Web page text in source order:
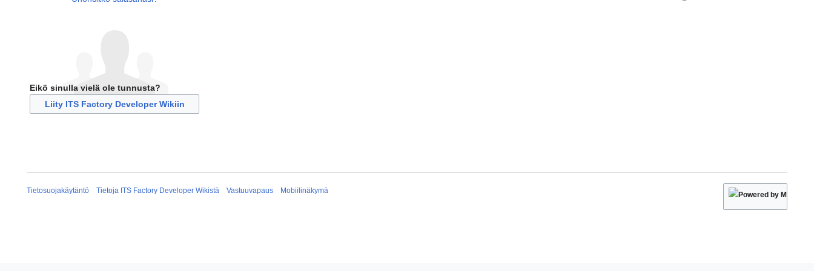
Eikö sinulla vielä ole tunnusta?
Liity ITS Factory Developer Wikiin
Tietosuojakäytäntö Tietoja ITS Factory Developer Wikistä Vastuuvapaus Mobiilinäkymä